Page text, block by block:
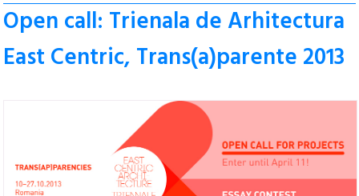
Open call: Trienala de Arhitectura
East Centric, Trans(a)parente 2013